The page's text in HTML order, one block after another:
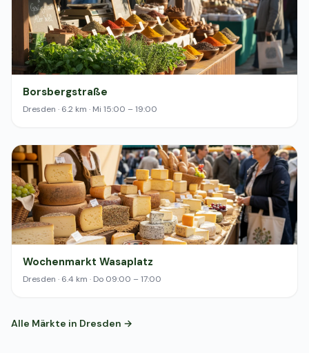
Borsbergstraße
Dresden · 6.2 km · Mi 15:00 – 19:00
Wochenmarkt Wasaplatz
Dresden · 6.4 km · Do 09:00 – 17:00
Alle Märkte in Dresden →